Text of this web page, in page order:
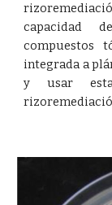
capacidad
compuestos
integrada a
y usar